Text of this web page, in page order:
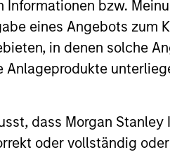
Informationen bzw.
eines Angebots zum
in denen solche
dass Morgan
oder vollständig
of cell tower
Banking Division
Physics, with
In 1990 Mr. Cahill
Advisory Council of the